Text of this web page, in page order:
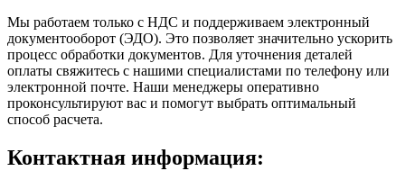
Мы работаем только с НДС и поддерживаем электронный
документооборот (ЭДО). Это позволяет значительно ускорить
процесс обработки документов. Для уточнения деталей
оплаты свяжитесь с нашими специалистами по телефону или
электронной почте. Наши менеджеры оперативно
проконсультируют вас и помогут выбрать оптимальный
способ расчета.
Контактная информация: